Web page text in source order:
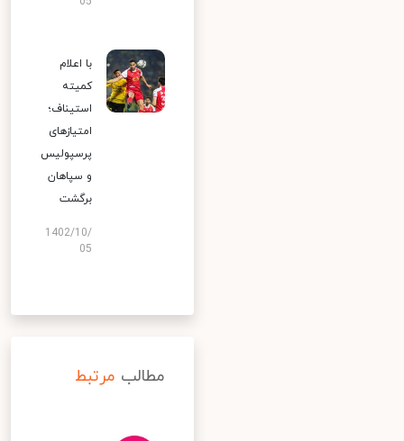
با اعلام
کمیته
استیناف؛
امتیازهای
پرسپولیس
و سپاهان
برگشت
1402/10/
05
مطالب مرتبط